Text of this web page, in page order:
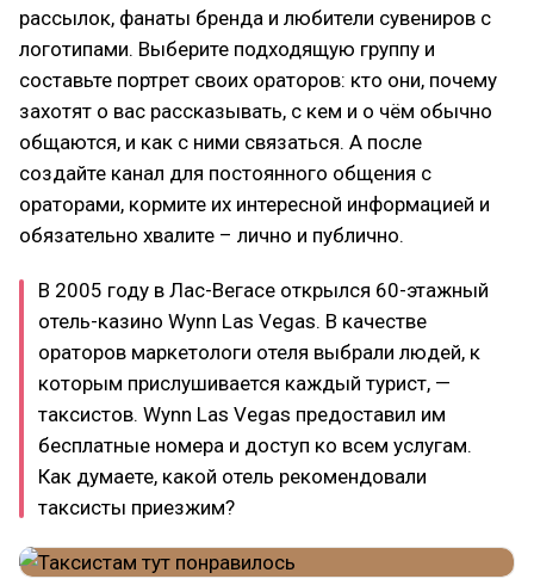
рассылок, фанаты бренда и любители сувениров с
логотипами. Выберите подходящую группу и
составьте портрет своих ораторов: кто они, почему
захотят о вас рассказывать, с кем и о чём обычно
общаются, и как с ними связаться. А после
создайте канал для постоянного общения с
ораторами, кормите их интересной информацией и
обязательно хвалите – лично и публично.
В 2005 году в Лас-Вегасе открылся 60-этажный
отель-казино Wynn Las Vegas. В качестве
ораторов маркетологи отеля выбрали людей, к
которым прислушивается каждый турист, —
таксистов. Wynn Las Vegas предоставил им
бесплатные номера и доступ ко всем услугам.
Как думаете, какой отель рекомендовали
таксисты приезжим?